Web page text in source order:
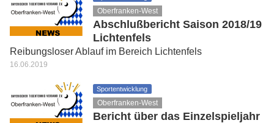
Oberfranken-West
Abschlußbericht Saison 2018/19
Lichtenfels
Reibungsloser Ablauf im Bereich Lichtenfels
16.06.2019
Sportentwicklung
Oberfranken-West
Bericht über das Einzelspieljahr